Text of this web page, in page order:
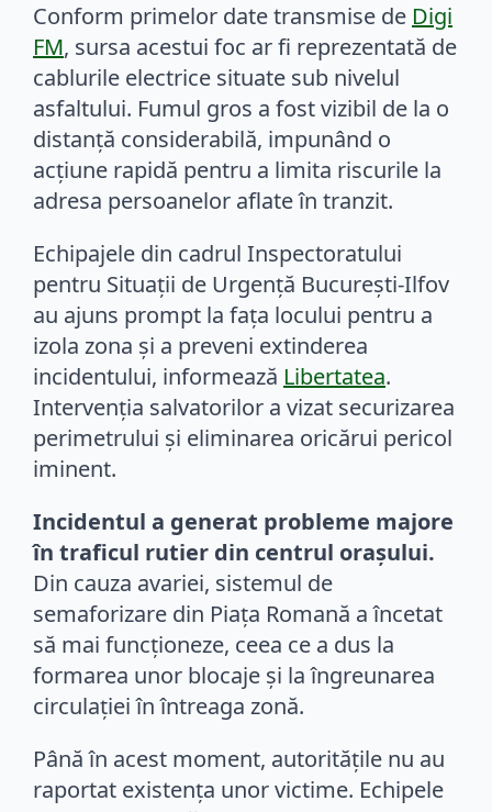
Conform primelor date transmise de Digi
FM, sursa acestui foc ar fi reprezentată de
cablurile electrice situate sub nivelul
asfaltului. Fumul gros a fost vizibil de la o
distanță considerabilă, impunând o
acțiune rapidă pentru a limita riscurile la
adresa persoanelor aflate în tranzit.
Echipajele din cadrul Inspectoratului
pentru Situații de Urgență București-Ilfov
au ajuns prompt la fața locului pentru a
izola zona și a preveni extinderea
incidentului, informează Libertatea.
Intervenția salvatorilor a vizat securizarea
perimetrului și eliminarea oricărui pericol
iminent.
Incidentul a generat probleme majore
în traficul rutier din centrul orașului.
Din cauza avariei, sistemul de
semaforizare din Piața Romană a încetat
să mai funcționeze, ceea ce a dus la
formarea unor blocaje și la îngreunarea
circulației în întreaga zonă.
Până în acest moment, autoritățile nu au
raportat existența unor victime. Echipele